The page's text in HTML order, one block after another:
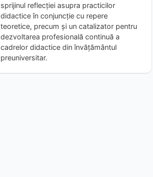
sprijinul reflecției asupra practicilor
didactice în conjuncție cu repere
teoretice, precum și un catalizator pentru
dezvoltarea profesională continuă a
cadrelor didactice din învățământul
preuniversitar.